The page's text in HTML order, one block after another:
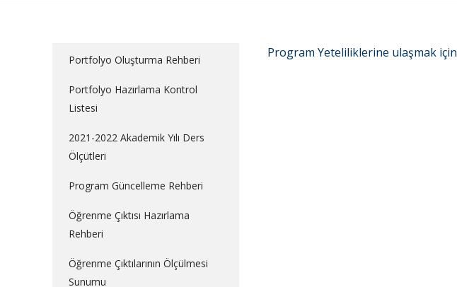
Portfolyo Oluşturma Rehberi
Portfolyo Hazırlama Kontrol
Listesi
2021-2022 Akademik Yılı Ders
Ölçütleri
Program Güncelleme Rehberi
Öğrenme Çıktısı Hazırlama
Rehberi
Öğrenme Çıktılarının Ölçülmesi
Sunumu
Program Yeteliliklerine ulaşmak için